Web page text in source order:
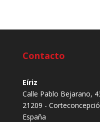
Contacto
Eíriz
Calle Pablo Bejarano,
21209 -
España